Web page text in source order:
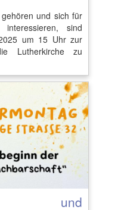
und sich für
sind
um 15 Uhr zur
Lutherkirche zu
und